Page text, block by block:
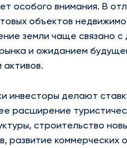
особого внимания. В
объектов
земли чаще связано с
и ожиданием
активов.
инвесторы делают
расширение
строительство
развитие коммерческих